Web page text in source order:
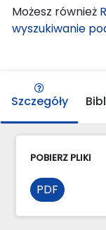
Możesz również
wyszukiwanie
Szczegóły
POBIERZ PLIKI
PDF